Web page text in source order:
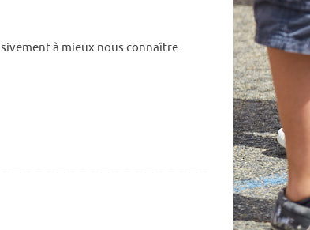
à mieux nous connaître.